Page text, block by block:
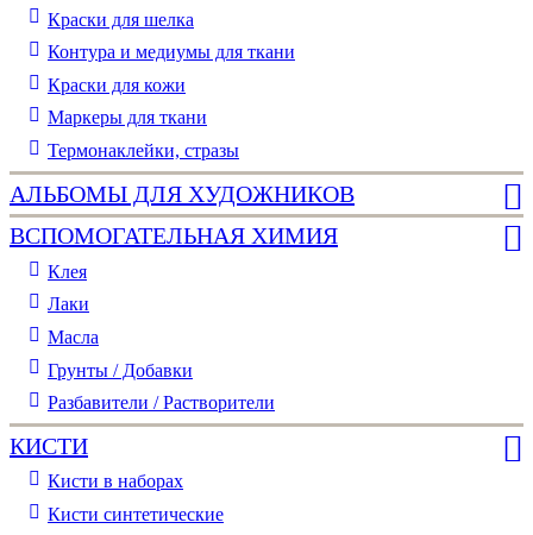
Краски для шелка
Контура и медиумы для ткани
Краски для кожи
Маркеры для ткани
Термонаклейки, стразы
АЛЬБОМЫ ДЛЯ ХУДОЖНИКОВ
ВСПОМОГАТЕЛЬНАЯ ХИМИЯ
Клея
Лаки
Масла
Грунты / Добавки
Разбавители / Растворители
КИСТИ
Кисти в наборах
Кисти синтетические